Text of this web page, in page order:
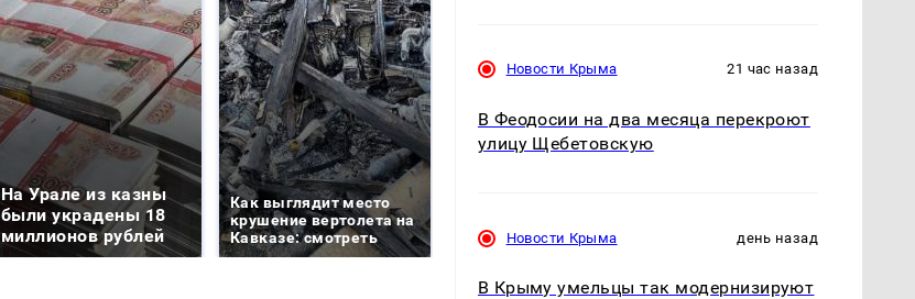
На Урале из казны
были украдены 18
миллионов рублей
Как выглядит место
крушение вертолета на
Кавказе: смотреть
магазина: список
криптомиллионера
Новости Крыма 21 час назад
В Феодосии на два месяца перекроют
улицу Щебетовскую
Новости Крыма день назад
В Крыму умельцы так модернизируют